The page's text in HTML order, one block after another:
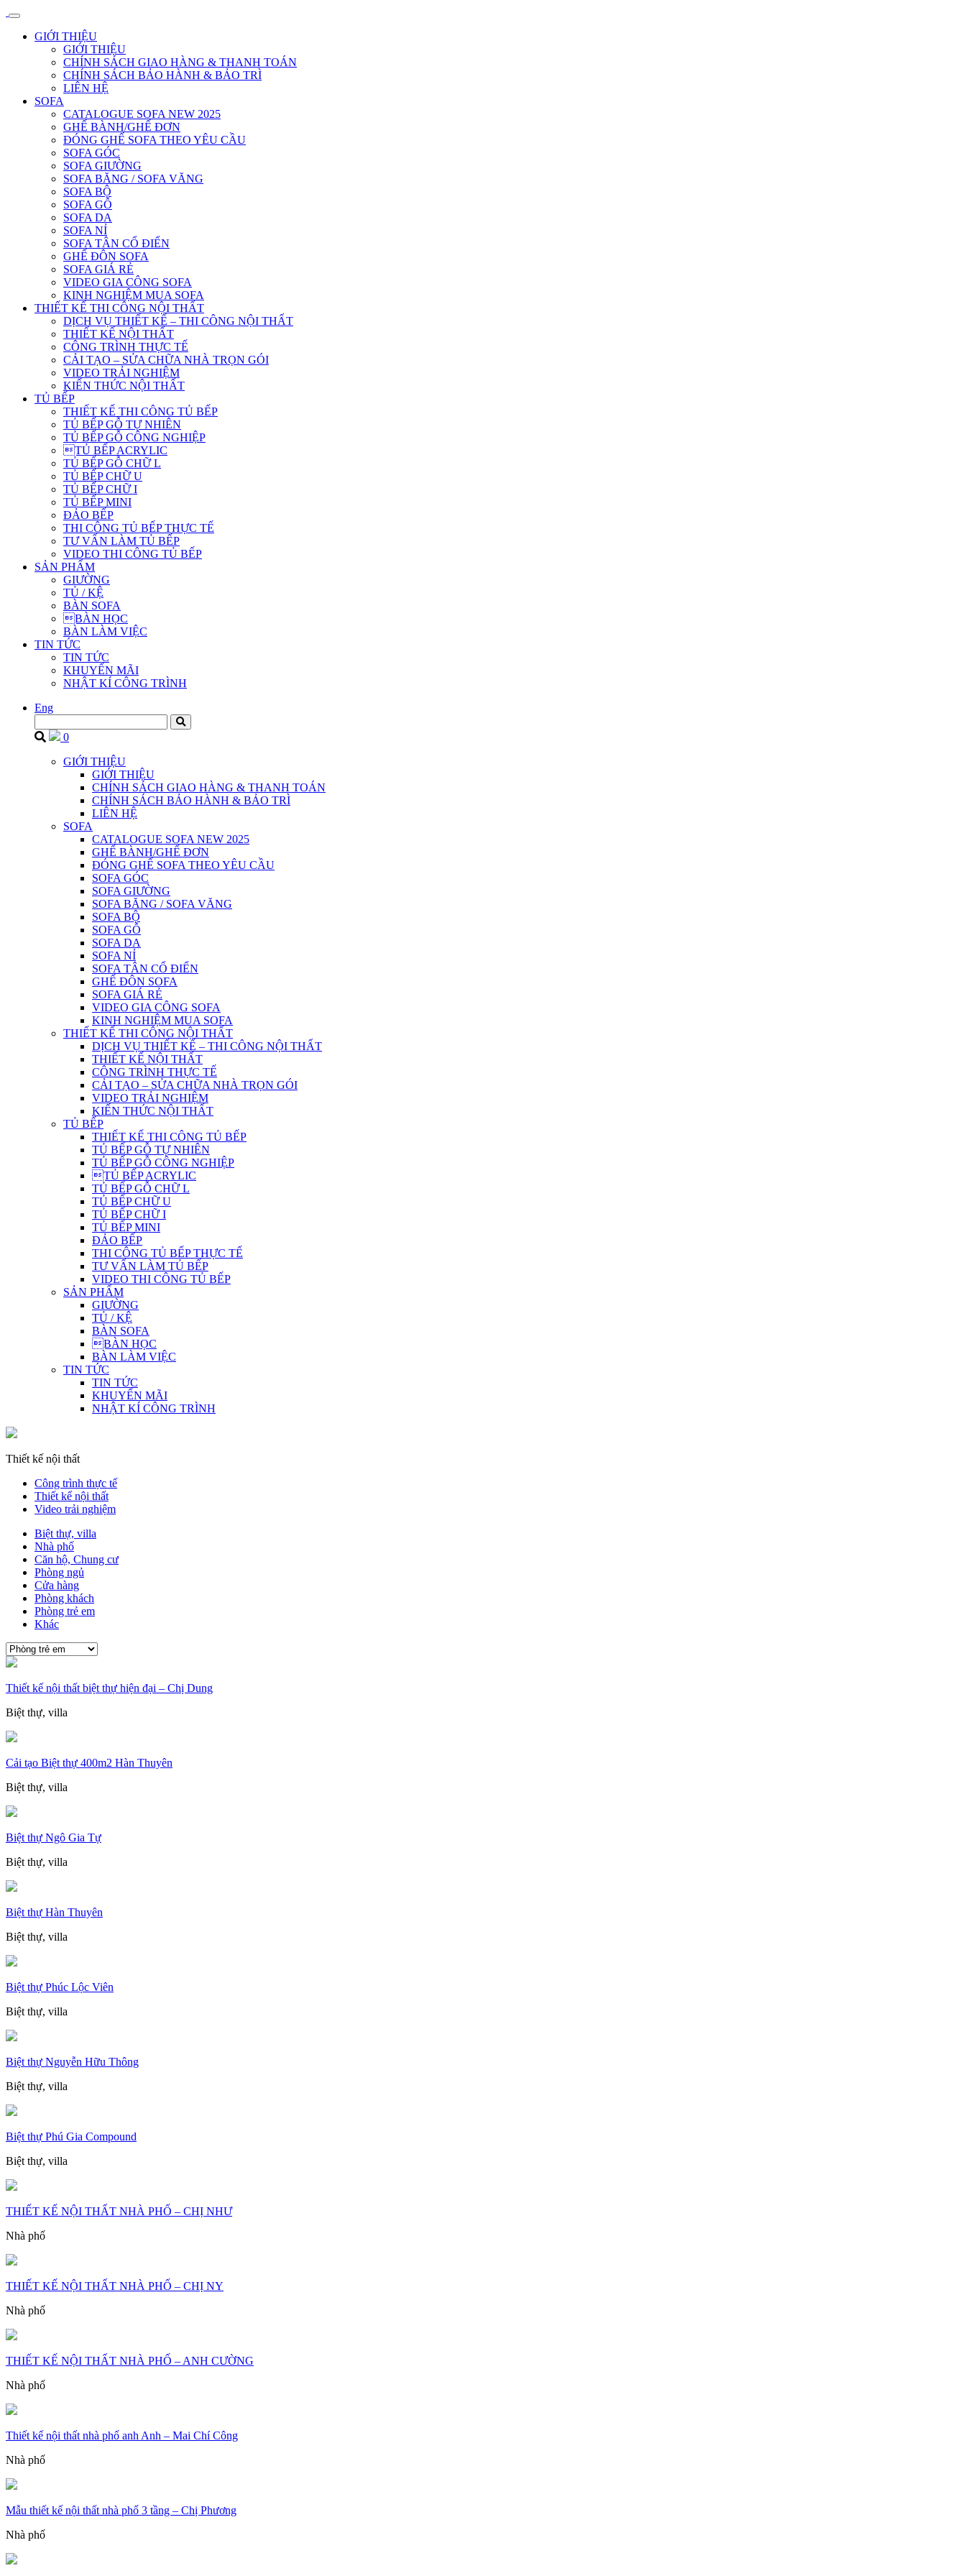
GIỚI THIỆU
GIỚI THIỆU
CHÍNH SÁCH GIAO HÀNG & THANH TOÁN
CHÍNH SÁCH BẢO HÀNH & BẢO TRÌ
LIÊN HỆ
SOFA
CATALOGUE SOFA NEW 2025
GHẾ BÀNH/GHẾ ĐƠN
ĐÓNG GHẾ SOFA THEO YÊU CẦU
SOFA GÓC
SOFA GIƯỜNG
SOFA BĂNG / SOFA VĂNG
SOFA BỘ
SOFA GỖ
SOFA DA
SOFA NỈ
SOFA TÂN CỔ ĐIỂN
GHẾ ĐÔN SOFA
SOFA GIÁ RẺ
VIDEO GIA CÔNG SOFA
KINH NGHIỆM MUA SOFA
THIẾT KẾ THI CÔNG NỘI THẤT
DỊCH VỤ THIẾT KẾ – THI CÔNG NỘI THẤT
THIẾT KẾ NỘI THẤT
CÔNG TRÌNH THỰC TẾ
CẢI TẠO – SỬA CHỮA NHÀ TRỌN GÓI
VIDEO TRẢI NGHIỆM
KIẾN THỨC NỘI THẤT
TỦ BẾP
THIẾT KẾ THI CÔNG TỦ BẾP
TỦ BẾP GỖ TỰ NHIÊN
TỦ BẾP GỖ CÔNG NGHIỆP
TỦ BẾP ACRYLIC
TỦ BẾP GỖ CHỮ L
TỦ BẾP CHỮ U
TỦ BẾP CHỮ I
TỦ BẾP MINI
ĐẢO BẾP
THI CÔNG TỦ BẾP THỰC TẾ
TƯ VẤN LÀM TỦ BẾP
VIDEO THI CÔNG TỦ BẾP
SẢN PHẨM
GIƯỜNG
TỦ / KỆ
BÀN SOFA
BÀN HỌC
BÀN LÀM VIỆC
TIN TỨC
TIN TỨC
KHUYẾN MÃI
NHẬT KÍ CÔNG TRÌNH
Eng
0
GIỚI THIỆU
GIỚI THIỆU
CHÍNH SÁCH GIAO HÀNG & THANH TOÁN
CHÍNH SÁCH BẢO HÀNH & BẢO TRÌ
LIÊN HỆ
SOFA
CATALOGUE SOFA NEW 2025
GHẾ BÀNH/GHẾ ĐƠN
ĐÓNG GHẾ SOFA THEO YÊU CẦU
SOFA GÓC
SOFA GIƯỜNG
SOFA BĂNG / SOFA VĂNG
SOFA BỘ
SOFA GỖ
SOFA DA
SOFA NỈ
SOFA TÂN CỔ ĐIỂN
GHẾ ĐÔN SOFA
SOFA GIÁ RẺ
VIDEO GIA CÔNG SOFA
KINH NGHIỆM MUA SOFA
THIẾT KẾ THI CÔNG NỘI THẤT
DỊCH VỤ THIẾT KẾ – THI CÔNG NỘI THẤT
THIẾT KẾ NỘI THẤT
CÔNG TRÌNH THỰC TẾ
CẢI TẠO – SỬA CHỮA NHÀ TRỌN GÓI
VIDEO TRẢI NGHIỆM
KIẾN THỨC NỘI THẤT
TỦ BẾP
THIẾT KẾ THI CÔNG TỦ BẾP
TỦ BẾP GỖ TỰ NHIÊN
TỦ BẾP GỖ CÔNG NGHIỆP
TỦ BẾP ACRYLIC
TỦ BẾP GỖ CHỮ L
TỦ BẾP CHỮ U
TỦ BẾP CHỮ I
TỦ BẾP MINI
ĐẢO BẾP
THI CÔNG TỦ BẾP THỰC TẾ
TƯ VẤN LÀM TỦ BẾP
VIDEO THI CÔNG TỦ BẾP
SẢN PHẨM
GIƯỜNG
TỦ / KỆ
BÀN SOFA
BÀN HỌC
BÀN LÀM VIỆC
TIN TỨC
TIN TỨC
KHUYẾN MÃI
NHẬT KÍ CÔNG TRÌNH
Thiết kế nội thất
Công trình thực tế
Thiết kế nội thất
Video trải nghiệm
Biệt thự, villa
Nhà phố
Căn hộ, Chung cư
Phòng ngủ
Cửa hàng
Phòng khách
Phòng trẻ em
Khác
Thiết kế nội thất biệt thự hiện đại – Chị Dung
Biệt thự, villa
Cải tạo Biệt thự 400m2 Hàn Thuyên
Biệt thự, villa
Biệt thự Ngô Gia Tự
Biệt thự, villa
Biệt thự Hàn Thuyên
Biệt thự, villa
Biệt thự Phúc Lộc Viên
Biệt thự, villa
Biệt thự Nguyễn Hữu Thông
Biệt thự, villa
Biệt thự Phú Gia Compound
Biệt thự, villa
THIẾT KẾ NỘI THẤT NHÀ PHỐ – CHỊ NHƯ
Nhà phố
THIẾT KẾ NỘI THẤT NHÀ PHỐ – CHỊ NY
Nhà phố
THIẾT KẾ NỘI THẤT NHÀ PHỐ – ANH CƯỜNG
Nhà phố
Thiết kế nội thất nhà phố anh Anh – Mai Chí Công
Nhà phố
Mẫu thiết kế nội thất nhà phố 3 tầng – Chị Phương
Nhà phố